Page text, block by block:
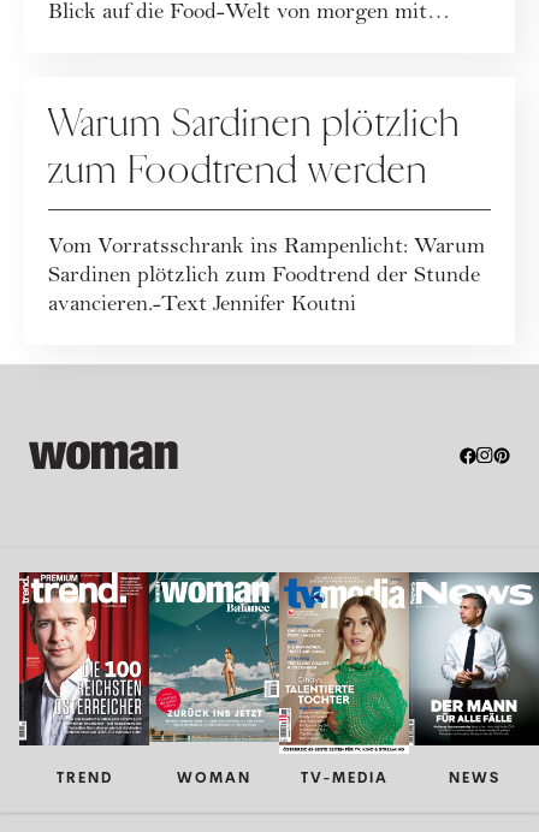
Blick auf die Food-Welt von morgen mit
Warum Sardinen plötzlich
zum Foodtrend werden
Vom Vorratsschrank ins Rampenlicht: Warum
Sardinen plötzlich zum Foodtrend der Stunde
avancieren.-Text Jennifer Koutni
TREND WOMAN TV-MEDIA NEWS